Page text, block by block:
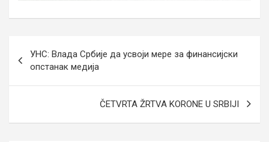
чланка
УНС: Влада Србије да усвоји мере за финансијски
опстанак медија
ČETVRTA ŽRTVA KORONE U SRBIJI